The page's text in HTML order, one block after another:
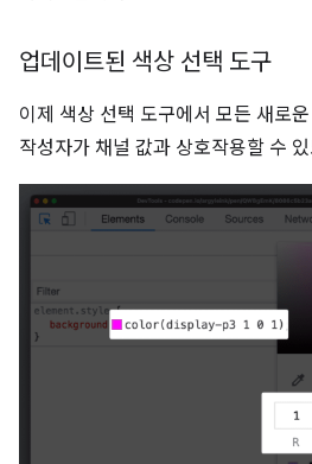
업데이트된 색상 선택 도구
이제 색상 선택 도구에서 모든 새로
작성자가 채널 값과 상호작용할 수